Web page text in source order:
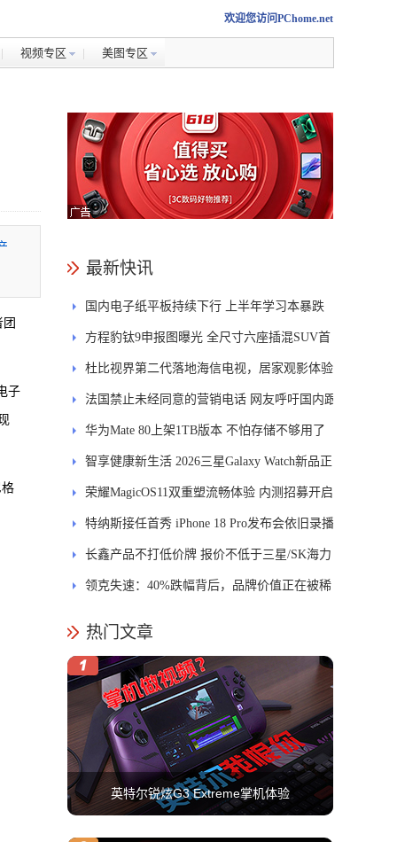
欢迎您访问PChome.net
视频专区 美图专区
子
最新快讯
国内电子纸平板持续下行 上半年学习本暴跌
84.6%
方程豹钛9申报图曝光 全尺寸六座插混SUV首
发DMS
杜比视界第二代落地海信电视，居家观影体验
能迎来哪些升级？
法国禁止未经同意的营销电话 网友呼吁国内跟
进
华为Mate 80上架1TB版本 不怕存储不够用了
智享健康新生活 2026三星Galaxy Watch新品正
式开售
荣耀MagicOS11双重塑流畅体验 内测招募开启
特纳斯接任首秀 iPhone 18 Pro发布会依旧录播
长鑫产品不打低价牌 报价不低于三星/SK海力
士
领克失速：40%跌幅背后，品牌价值正在被稀
热门文章
英特尔锐炫G3 Extreme掌机体验